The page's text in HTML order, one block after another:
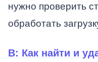
нужно проверить
обработать
В: Как найти и